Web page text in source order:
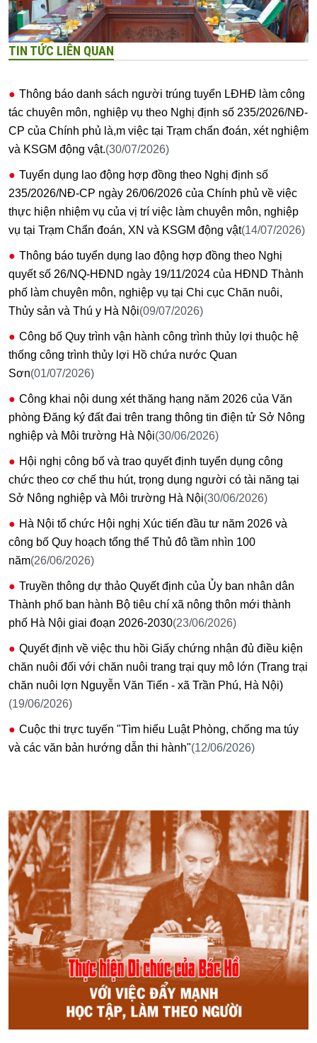
TIN TỨC LIÊN QUAN
Thông báo danh sách người trúng tuyển LĐHĐ làm công
tác chuyên môn, nghiệp vụ theo Nghị định số 235/2026/NĐ-
CP của Chính phủ là,m việc tại Trạm chẩn đoán, xét nghiệm
và KSGM động vật.(30/07/2026)
Tuyển dụng lao động hợp đồng theo Nghị định số
235/2026/NĐ-CP ngày 26/06/2026 của Chính phủ về việc
thực hiện nhiệm vụ của vị trí việc làm chuyên môn, nghiệp
vụ tại Trạm Chẩn đoán, XN và KSGM động vật(14/07/2026)
Thông báo tuyển dụng lao động hợp đồng theo Nghị
quyết số 26/NQ-HĐND ngày 19/11/2024 của HĐND Thành
phố làm chuyên môn, nghiệp vụ tại Chi cục Chăn nuôi,
Thủy sản và Thú y Hà Nội(09/07/2026)
Công bố Quy trình vận hành công trình thủy lợi thuộc hệ
thống công trình thủy lợi Hồ chứa nước Quan
Sơn(01/07/2026)
Công khai nội dung xét thăng hạng năm 2026 của Văn
phòng Đăng ký đất đai trên trang thông tin điện tử Sở Nông
nghiệp và Môi trường Hà Nội(30/06/2026)
Hội nghị công bố và trao quyết định tuyển dụng công
chức theo cơ chế thu hút, trọng dụng người có tài năng tại
Sở Nông nghiệp và Môi trường Hà Nội(30/06/2026)
Hà Nội tổ chức Hội nghị Xúc tiến đầu tư năm 2026 và
công bố Quy hoạch tổng thể Thủ đô tầm nhìn 100
năm(26/06/2026)
Truyền thông dự thảo Quyết định của Ủy ban nhân dân
Thành phố ban hành Bộ tiêu chí xã nông thôn mới thành
phố Hà Nội giai đoạn 2026-2030(23/06/2026)
Quyết định về việc thu hồi Giấy chứng nhận đủ điều kiện
chăn nuôi đối với chăn nuôi trang trại quy mô lớn (Trang trại
chăn nuôi lợn Nguyễn Văn Tiến - xã Trần Phú, Hà Nội)
(19/06/2026)
Cuộc thi trực tuyến "Tìm hiểu Luật Phòng, chống ma túy
và các văn bản hướng dẫn thi hành"(12/06/2026)